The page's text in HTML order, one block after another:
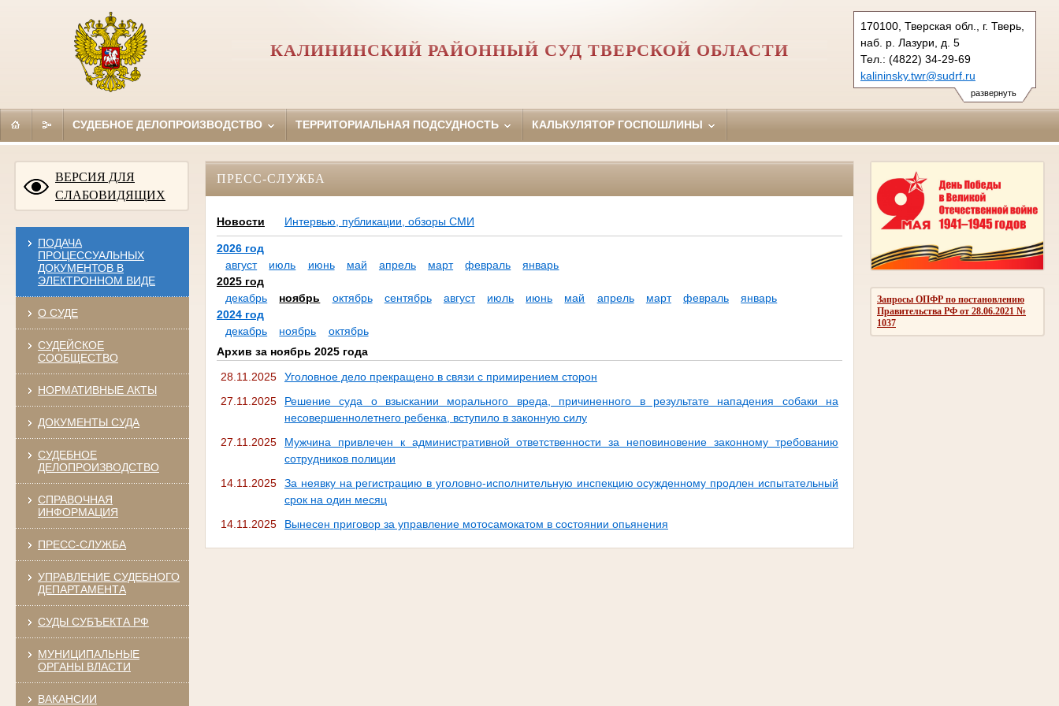
развернуть
170100, Тверская обл., г. Тверь,
наб. р. Лазури, д. 5
Тел.: (4822) 34-29-69
kalininsky.twr@sudrf.ru
КАЛИНИНСКИЙ РАЙОННЫЙ СУД ТВЕРСКОЙ ОБЛАСТИ
СУДЕБНОЕ ДЕЛОПРОИЗВОДСТВО ТЕРРИТОРИАЛЬНАЯ ПОДСУДНОСТЬ КАЛЬКУЛЯТОР ГОСПОШЛИНЫ
ВЕРСИЯ ДЛЯ
СЛАБОВИДЯЩИХ
ПОДАЧА
ПРОЦЕССУАЛЬНЫХ
ДОКУМЕНТОВ В
ЭЛЕКТРОННОМ ВИДЕ
О СУДЕ
СУДЕЙСКОЕ
СООБЩЕСТВО
НОРМАТИВНЫЕ АКТЫ
ДОКУМЕНТЫ СУДА
СУДЕБНОЕ
ДЕЛОПРОИЗВОДСТВО
СПРАВОЧНАЯ
ИНФОРМАЦИЯ
ПРЕСС-СЛУЖБА
УПРАВЛЕНИЕ СУДЕБНОГО
ДЕПАРТАМЕНТА
СУДЫ СУБЪЕКТА РФ
МУНИЦИПАЛЬНЫЕ
ОРГАНЫ ВЛАСТИ
ВАКАНСИИ
Запросы ОПФР по постановлению
Правительства РФ от 28.06.2021 №
1037
ПРЕСС-СЛУЖБА
Новости Интервью, публикации, обзоры СМИ
2026 год
август
июль июнь май апрель март февраль
январь
2025 год
декабрь
ноябрь октябрь сентябрь август июль июнь май апрель март февраль
январь
2024 год
декабрь
ноябрь
октябрь
Архив за ноябрь 2025 года
28.11.2025
Уголовное дело прекращено в связи с примирением сторон
27.11.2025
Решение суда о взыскании морального вреда, причиненного в результате нападения собаки на
несовершеннолетнего ребенка, вступило в законную силу
27.11.2025
Мужчина привлечен к административной ответственности за неповиновение законному требованию
сотрудников полиции
14.11.2025
За неявку на регистрацию в уголовно-исполнительную инспекцию осужденному продлен испытательный
срок на один месяц
14.11.2025
Вынесен приговор за управление мотосамокатом в состоянии опьянения